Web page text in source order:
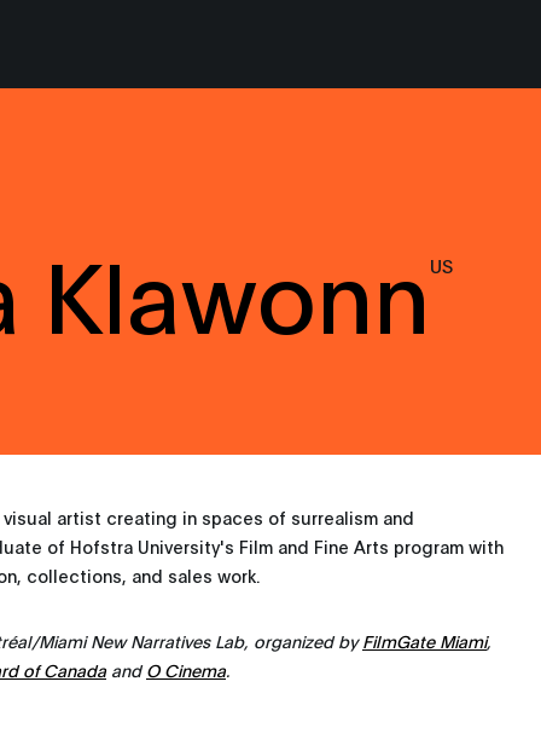
Klawonn US
visual artist creating in spaces of surrealism and
of Hofstra University's Film and Fine Arts program with
collections, and sales work.
Miami New Narratives Lab, organized byFilmGate Miami,
of Canada andO Cinema.